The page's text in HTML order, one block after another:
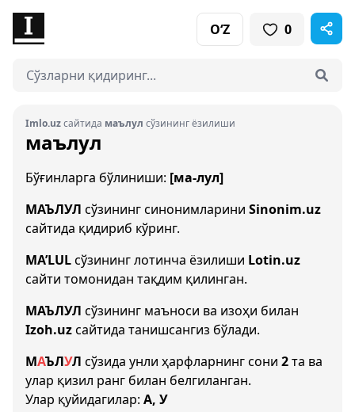
O‘Z 0
Imlo.uzсайтида маълул сўзининг ёзилиши
маълул
Бўғинларга бўлиниши: [ма-лул]
МАЪЛУЛ сўзининг синонимларини Sinonim.uz
сайтида қидириб кўринг.
MA’LULсўзининг лотинча ёзилиши Lotin.uz
сайти томонидан тақдим қилинган.
МАЪЛУЛ сўзининг маъноси ва изоҳи билан
Izoh.uzсайтида танишсангиз бўлади.
МАЪЛУЛ сўзида унли ҳарфларнинг сони 2та ва
улар қизил ранг билан белгиланган.
Улар қуйидагилар: А, У